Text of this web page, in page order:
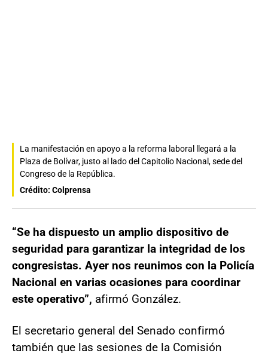
La manifestación en apoyo a la reforma laboral llegará a la
Plaza de Bolívar, justo al lado del Capitolio Nacional, sede del
Congreso de la República.
Crédito: Colprensa
“Se ha dispuesto un amplio dispositivo de
seguridad para garantizar la integridad de los
congresistas. Ayer nos reunimos con la Policía
Nacional en varias ocasiones para coordinar
este operativo”, afirmó González.
El secretario general del Senado confirmó
también que las sesiones de la Comisión